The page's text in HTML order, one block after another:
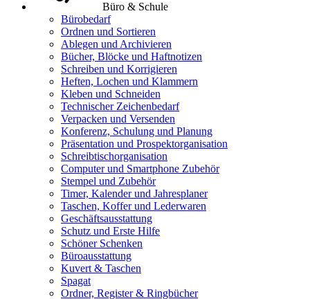
Büro & Schule
Bürobedarf
Ordnen und Sortieren
Ablegen und Archivieren
Bücher, Blöcke und Haftnotizen
Schreiben und Korrigieren
Heften, Lochen und Klammern
Kleben und Schneiden
Technischer Zeichenbedarf
Verpacken und Versenden
Konferenz, Schulung und Planung
Präsentation und Prospektorganisation
Schreibtischorganisation
Computer und Smartphone Zubehör
Stempel und Zubehör
Timer, Kalender und Jahresplaner
Taschen, Koffer und Lederwaren
Geschäftsausstattung
Schutz und Erste Hilfe
Schöner Schenken
Büroausstattung
Kuvert & Taschen
Spagat
Ordner, Register & Ringbücher